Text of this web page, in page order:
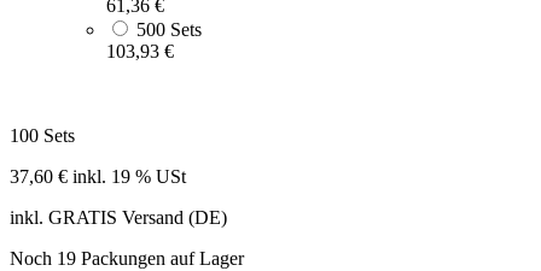
61,36 €
500 Sets
103,93 €
100 Sets
37,60 € inkl. 19 % USt
inkl. GRATIS Versand (DE)
Noch 19 Packungen auf Lager